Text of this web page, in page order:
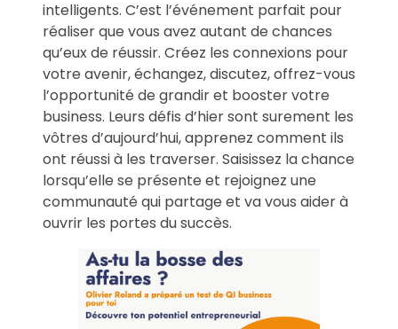
intelligents. C’est l’événement parfait pour
réaliser que vous avez autant de chances
qu’eux de réussir. Créez les connexions pour
votre avenir, échangez, discutez, offrez-vous
l’opportunité de grandir et booster votre
business. Leurs défis d’hier sont surement les
vôtres d’aujourd’hui, apprenez comment ils
ont réussi à les traverser. Saisissez la chance
lorsqu’elle se présente et rejoignez une
communauté qui partage et va vous aider à
ouvrir les portes du succès.